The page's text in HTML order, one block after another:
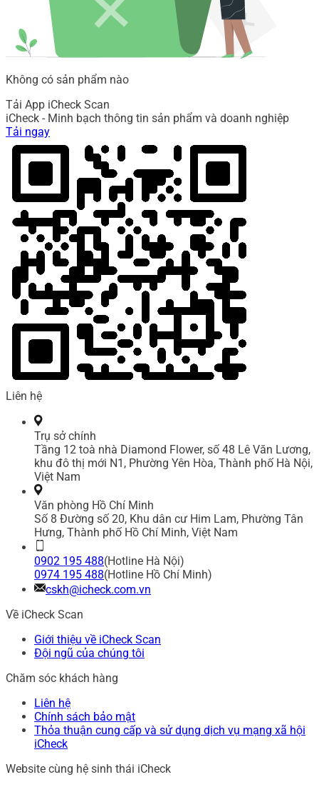
Không có sản phẩm nào
Tải App iCheck Scan
iCheck - Minh bạch thông tin sản phẩm và doanh nghiệp
Tải ngay
Liên hệ
Trụ sở chính
Tầng 12 toà nhà Diamond Flower, số 48 Lê Văn Lương,
khu đô thị mới N1, Phường Yên Hòa, Thành phố Hà Nội,
Việt Nam
Văn phòng Hồ Chí Minh
Số 8 Đường số 20, Khu dân cư Him Lam, Phường Tân
Hưng, Thành phố Hồ Chí Minh, Việt Nam
0902 195 488(Hotline Hà Nội)
0974 195 488(Hotline Hồ Chí Minh)
cskh@icheck.com.vn
Về iCheck Scan
Giới thiệu về iCheck Scan
Đội ngũ của chúng tôi
Chăm sóc khách hàng
Liên hệ
Chính sách bảo mật
Thỏa thuận cung cấp và sử dụng dịch vụ mạng xã hội
iCheck
Website cùng hệ sinh thái iCheck